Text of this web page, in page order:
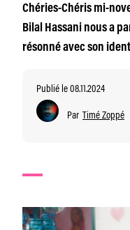
Chéries-Chéris mi-
Bilal Hassani nous a
résonné avec son
Publié le 08.11.2024
Par Timé Zoppé